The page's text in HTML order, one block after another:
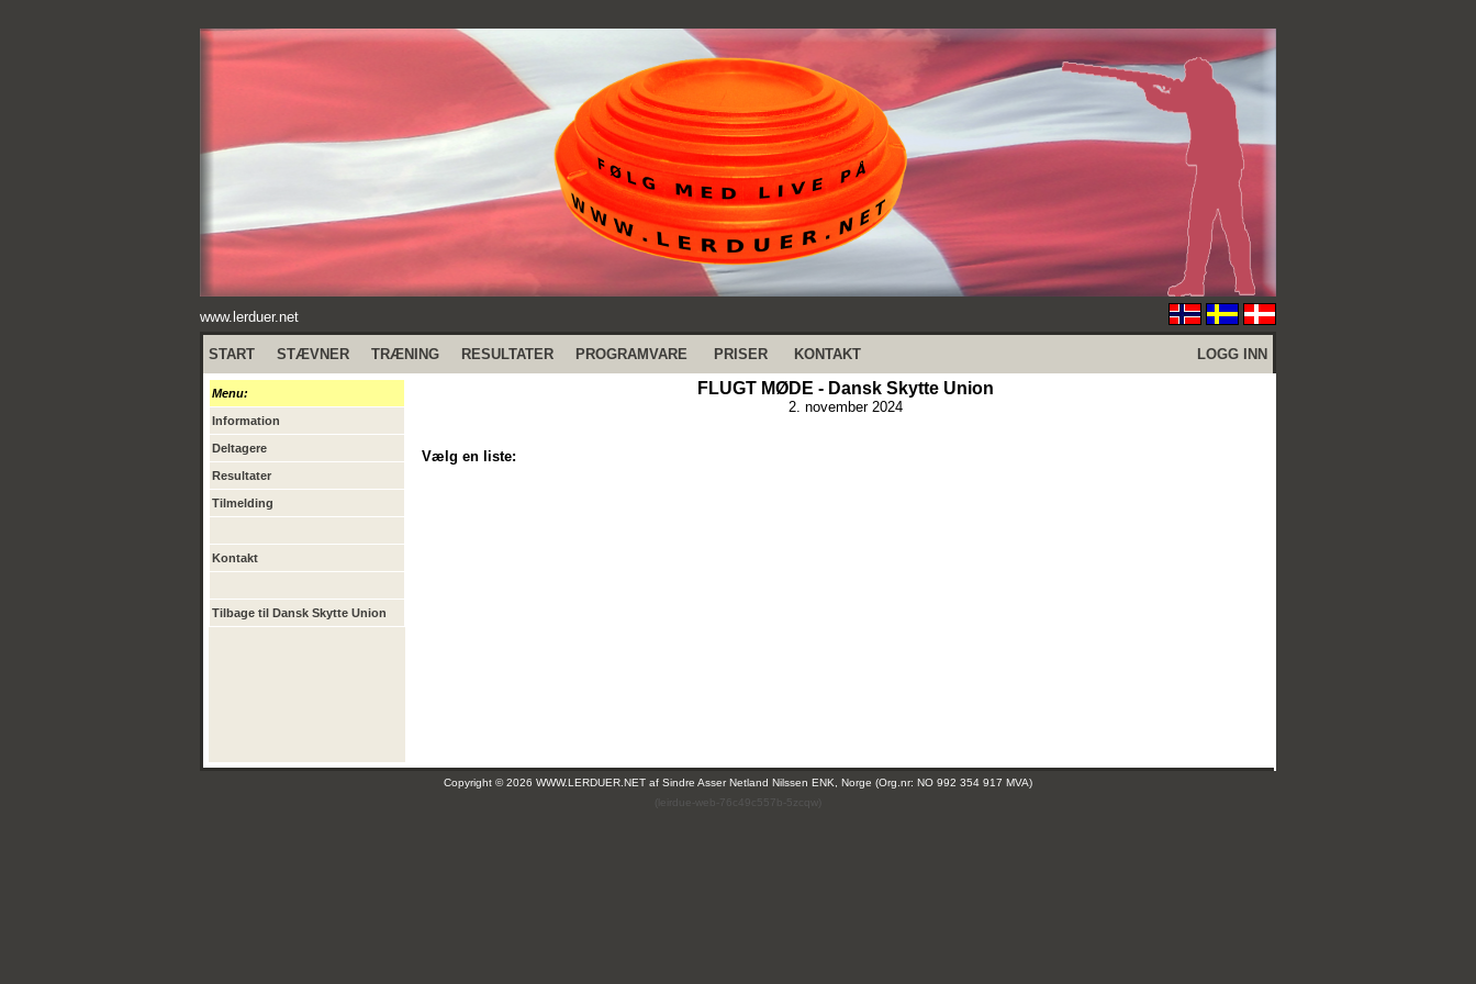
www.lerduer.net
START STÆVNER TRÆNING RESULTATER PROGRAMVARE PRISER KONTAKT LOGG INN
Menu:
Information
Deltagere
Resultater
Tilmelding
Kontakt
Tilbage til Dansk Skytte Union
FLUGT MØDE - Dansk Skytte Union
2. november 2024
Vælg en liste:
Copyright © 2026 WWW.LERDUER.NET af Sindre Asser Netland Nilssen ENK, Norge (Org.nr: NO 992 354 917 MVA)
(leirdue-web-76c49c557b-5zcqw)